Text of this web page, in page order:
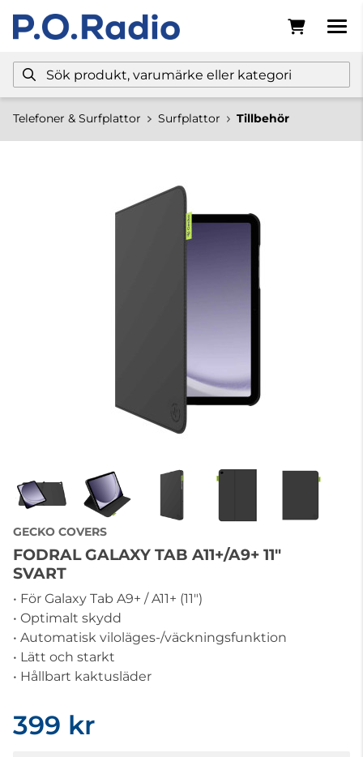
Telefoner & Surfplattor Surfplattor Tillbehör
GECKO COVERS
FODRAL GALAXY TAB A11+/A9+ 11"
SVART
• För Galaxy Tab A9+ / A11+ (11")
• Optimalt skydd
• Automatisk viloläges-/väckningsfunktion
• Lätt och starkt
• Hållbart kaktusläder
399 kr